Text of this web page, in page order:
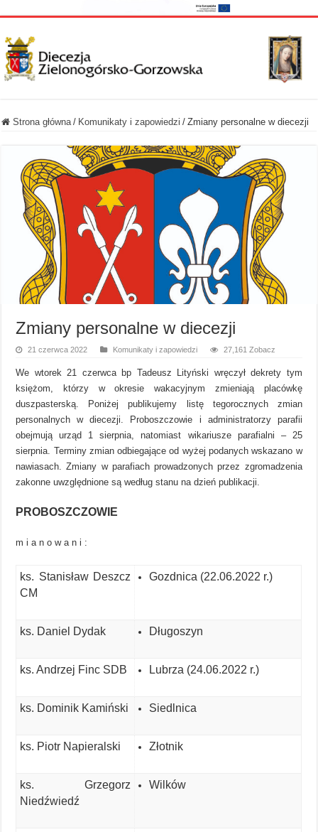
Strona główna / Komunikaty i zapowiedzi / Zmiany personalne w diecezji
Zmiany personalne w diecezji
21 czerwca 2022 Komunikaty i zapowiedzi 27,161 Zobacz
We wtorek 21 czerwca bp Tadeusz Lityński wręczył dekrety tym
księżom, którzy w okresie wakacyjnym zmieniają placówkę
duszpasterską. Poniżej publikujemy listę tegorocznych zmian
personalnych w diecezji. Proboszczowie i administratorzy parafii
obejmują urząd 1 sierpnia, natomiast wikariusze parafialni – 25
sierpnia. Terminy zmian odbiegające od wyżej podanych wskazano w
nawiasach. Zmiany w parafiach prowadzonych przez zgromadzenia
zakonne uwzględnione są według stanu na dzień publikacji.
PROBOSZCZOWIE
m i a n o w a n i :
ks. Stanisław Deszcz
CM
Gozdnica (22.06.2022 r.)
ks. Daniel Dydak Długoszyn
ks. Andrzej Finc SDB Lubrza (24.06.2022 r.)
ks. Dominik Kamiński Siedlnica
ks. Piotr Napieralski Złotnik
ks. Grzegorz
Niedźwiedź
Wilków